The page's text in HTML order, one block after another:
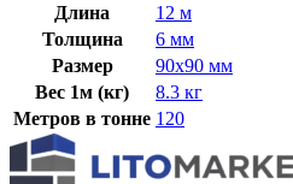
Длина
12 м
Толщина
6 мм
Размер
90х90 мм
Вес 1м (кг)
8.3 кг
Метров в тонне 120